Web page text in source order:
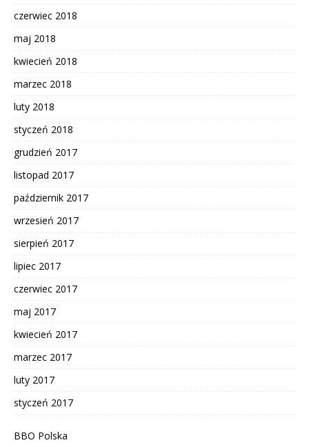
czerwiec 2018
maj 2018
kwiecień 2018
marzec 2018
luty 2018
styczeń 2018
grudzień 2017
listopad 2017
październik 2017
wrzesień 2017
sierpień 2017
lipiec 2017
czerwiec 2017
maj 2017
kwiecień 2017
marzec 2017
luty 2017
styczeń 2017
BBO Polska